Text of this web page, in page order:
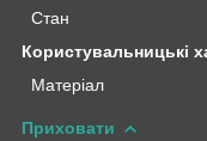
Стан
Користувальницькі
Матеріал
Приховати